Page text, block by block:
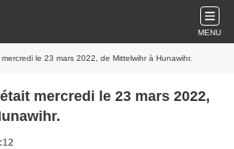
MENU
le 23 mars 2022, de Mittelwihr à Hunawihr.
mercredi le 23 mars 2022,